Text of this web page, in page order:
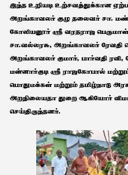
இந்த உறியடி உற்சவத்துக்கான
அறங்காவலர் குழு தலைவர் சா.
கோலியனூர் ஸ்ரீ வரதராஜ
சா.வல்லரசு, அறங்காவலர் ரேவதி
அறங்காவலர் குமார், பார்வதி
மன்னார்குடி ஸ்ரீ ராஜகோபால்
பொதுமக்கள் மற்றும் தமிழ்நாடு
அறநிலையதா துறை ஆகியோர்
செய்திருந்தனர்.